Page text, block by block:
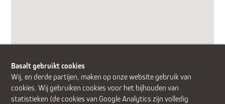
Basalt gebruikt cookies
Wij, en derde partijen, maken op onze website gebruik van
cookies. Wij gebruiken cookies voor het bijhouden van
statistieken (de cookies van Google Analytics zijn volledig